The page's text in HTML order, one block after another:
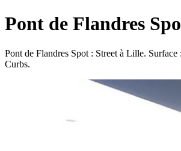
Pont de Flandres
Pont de Flandres Spot : Street à Lille.
Curbs.